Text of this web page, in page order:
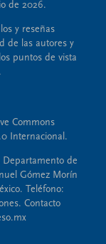
de 2026.
y reseñas
de las autores y
puntos de vista
Commons
Internacional.
Departamento de
Gómez Morín
Teléfono:
Contacto